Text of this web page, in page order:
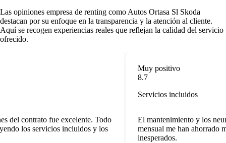
Las opiniones empresa de renting como Autos Ortasa Sl Skoda
destacan por su enfoque en la transparencia y la atención al cliente.
Aquí se recogen experiencias reales que reflejan la calidad del servicio
ofrecido.
del contrato fue excelente. Todo
los servicios incluidos y los
Muy positivo
8.7
Servicios incluidos
El mantenimiento y los
mensual me han ahorrado
inesperados.